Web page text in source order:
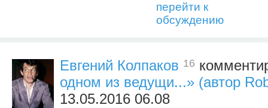
перейти к
обсуждению
Евгений Колпаков 16
одном из ведущи...» (автор
13.05.2016 06.08